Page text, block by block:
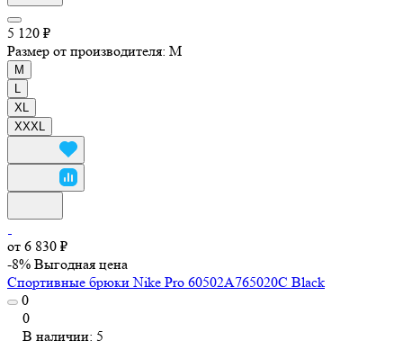
5 120 ₽
Размер от производителя: M
M
XL
XXXL
от 6 830 ₽
-8% Выгодная цена
Спортивные брюки Nike Pro 60502A765020C Black
0
0
В наличии: 5